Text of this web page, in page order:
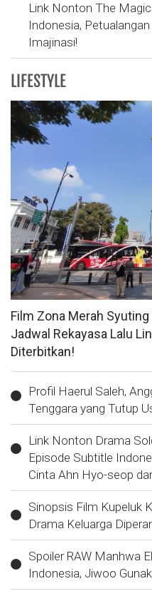
Link Nonton The
Indonesia,
Imajinasi!
LIFESTYLE
Film Zona Merah
Jadwal Rekayasa Lalu
Diterbitkan!
Profil Haerul Saleh,
Tenggara yang Tutup
Link Nonton Drama
Episode Subtitle
Cinta Ahn Hyo-seop
Sinopsis Film Kupeluk
Drama Keluarga
Spoiler RAW Manhwa
Indonesia, Jiwoo